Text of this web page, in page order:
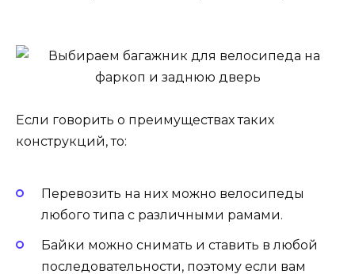
Если говорить о преимуществах таких
конструкций, то:
Перевозить на них можно велосипеды
любого типа с различными рамами.
Байки можно снимать и ставить в любой
последовательности, поэтому если вам